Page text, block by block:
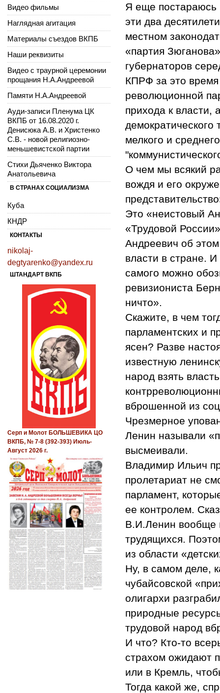
Я еще постараюсь
эти два
местном
«партия
губернаторов
КПРФ за это время
революционной
прихода к власти,
мелкого и
О чем мы всякий
вождя и его
Это «неистовый
«Трудовой
Андреевич об
власти в стране.
самого можно
ревизиониста
ничто».
Скажите, в чем
парламентских и
ясен? Разве
известную
народ взять
вброшенной из
Чрезмерное
Ленин называли
высмеивали.
Владимир Ильич
пролетариат не
парламент,
ее контролем.
В.И.Ленин вообще
трудящихся.
из области
Ну, в самом деле,
чубайсовской
олигархи
природные
трудовой народ
И что? Кто-то
страхом ожидают
или в Кремль,
Тогда какой же,
Видео фильмы
Наглядная агитация
Материалы съездов ВКПБ
Наши реквизиты
Видео с траурной церемонии
прощания Н.А.Андреевой
Памяти Н.А.Андреевой
Ауди-записи Пленума ЦК
ВКПБ от 16.08.2020 г.
Денисюка А.В. и Христенко
С.В. - новой религиозно-
меньшевистской партии
Стихи Дьяченко Виктора
Анатольевича
В СТРАНАХ СОЦИАЛИЗМА
Куба
КНДР
КОНТАКТЫ
nikolaj-
degtyarenko@yandex.ru
ШТАНДАРТ ВКПБ
Серп и Молот БОЛЬШЕВИКА ЦО
ВКПБ, № 7-8 (392-393) Июль-
Август 2026 г.